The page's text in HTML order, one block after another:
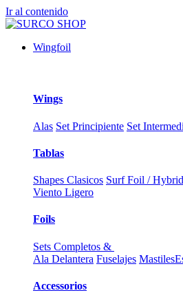
Ir al contenido
Wingfoil
Wings
Alas Set Principiente Set
Tablas
Shapes Clasicos Surf Foil / Hybrid
Viento Ligero
Foils
Sets Completos &
Ala Delantera Fuselajes Mastiles
Accessorios